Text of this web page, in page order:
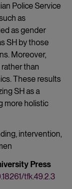
Police Service
as
as gender
SH by those
Moreover,
than
These results
SH as a
more holistic
intervention,
Press
tfk.49.2.3